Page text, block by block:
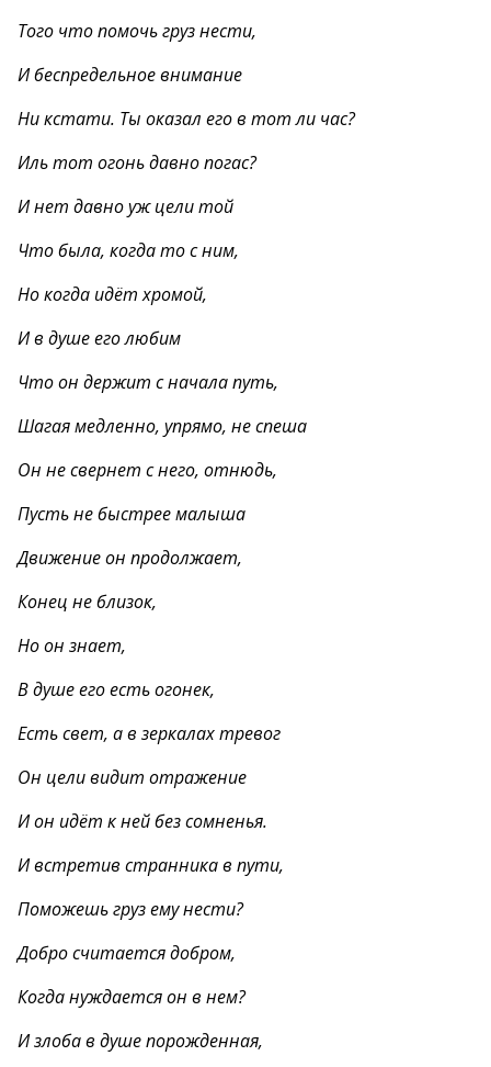
Того что помочь груз нести,
И беспредельное внимание
Ни кстати. Ты оказал его в тот ли час?
Иль тот огонь давно погас?
И нет давно уж цели той
Что была, когда то с ним,
Но когда идёт хромой,
И в душе его любим
Что он держит с начала путь,
Шагая медленно, упрямо, не спеша
Он не свернет с него, отнюдь,
Пусть не быстрее малыша
Движение он продолжает,
Конец не близок,
Но он знает,
В душе его есть огонек,
Есть свет, а в зеркалах тревог
Он цели видит отражение
И он идёт к ней без сомненья.
И встретив странника в пути,
Поможешь груз ему нести?
Добро считается добром,
Когда нуждается он в нем?
И злоба в душе порожденная,